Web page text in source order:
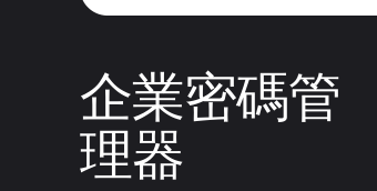
企業密碼管
理器